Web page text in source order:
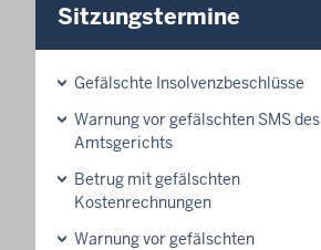
Sitzungstermine
Gefälschte Insolvenzbeschlüsse
Warnung vor gefälschten SMS des
Amtsgerichts
Betrug mit gefälschten
Kostenrechnungen
Warnung vor gefälschten